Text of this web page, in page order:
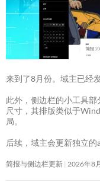
来到了8月份。域主已经
此外，侧边栏的小工具
尺寸，其排版类似于
局。
后续，域主会更新独立的
简报与侧边栏更新 2026年8